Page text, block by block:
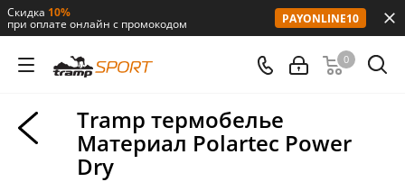
Скидка 10%
при оплате онлайн с промокодом PAYONLINE10
0
Tramp термобелье
Материал Polartec Power
Dry